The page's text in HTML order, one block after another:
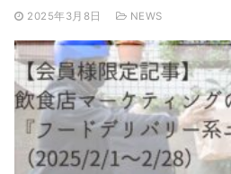
2025年3月8日 NEWS